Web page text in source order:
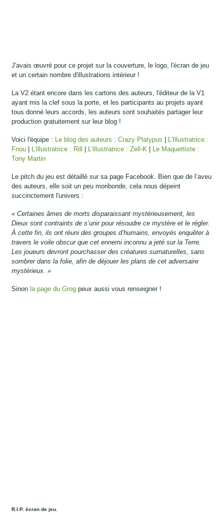
J'avais œuvré pour ce projet sur la couverture, le logo, l'écran de jeu
et un certain nombre d'illustrations intérieur !
La V2 étant encore dans les cartons des auteurs, l'éditeur de la V1
ayant mis la clef sous la porte, et les participants au projets ayant
tous donné leurs accords, les auteurs sont souhaités partager leur
production gratuitement sur leur blog !
Voici l'équipe : Le blog des auteurs : Crazy Platypus
L'Illustratrice :
Fnou
L'illustratrice : Rill L'illustratrice : Zell-K
Le Maquettiste :
Tony Martin
Le pitch du jeu est détaillé sur sa page Facebook. Bien que de l’aveu
des auteurs, elle soit un peu moribonde, cela nous dépeint
succinctement l'univers :
« Certaines âmes de morts disparaissant mystérieusement, les
Dieux sont contraints de s’unir pour résoudre ce mystère et le régler.
À cette fin, ils ont réuni des groupes d’humains, envoyés enquêter à
travers le voile obscur que cet ennemi inconnu a jeté sur la Terre.
Les joueurs devront pourchasser des créatures surnaturelles, sans
sombrer dans la folie, afin de déjouer les plans de cet adversaire
mystérieux. »
Sinon la page du Grog peux aussi vous renseigner !
R.I.P. écran de jeu.